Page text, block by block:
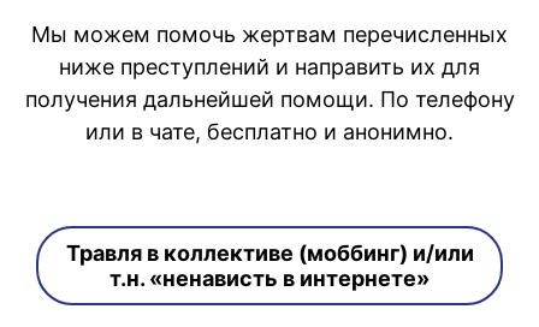
Мы можем помочь жертвам перечисленных
ниже преступлений и направить их для
получения дальнейшей помощи. По телефону
или в чате, бесплатно и анонимно.
Травля в коллективе (моббинг) и/или
т.н. «ненависть в интернете»